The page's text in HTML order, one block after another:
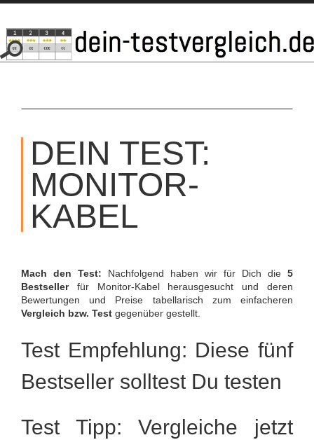
SKIP
CONTENT
DEIN TEST:
MONITOR-
KABEL
Mach den Test: Nachfolgend haben wir für Dich die 5
Bestsellerfür Monitor-Kabel herausgesucht und deren
Bewertungen und Preise tabellarisch zum einfacheren
Vergleich bzw. Test gegenüber gestellt.
Test Empfehlung: Diese fünf
Bestseller solltest Du testen
Test Tipp: Vergleiche jetzt